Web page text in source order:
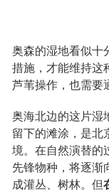
奥森的湿地看似十
措施，才能维持这
芦苇操作，也需要
奥海北边的这片湿
留下的滩涂，是北
境。在自然演替的
先锋物种，将逐渐
成灌丛、树林。但